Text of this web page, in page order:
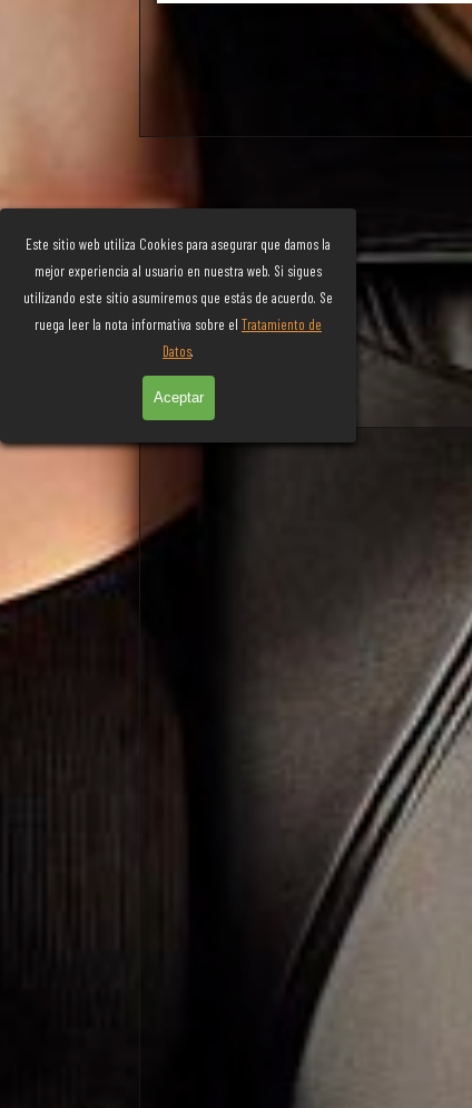
Este sitio web utiliza Cookies para asegurar que damos la
mejor experiencia al usuario en nuestra web. Si sigues
utilizando este sitio asumiremos que estás de acuerdo. Se
ruega leer la nota informativa sobre el Tratamiento de
Datos.
Aceptar